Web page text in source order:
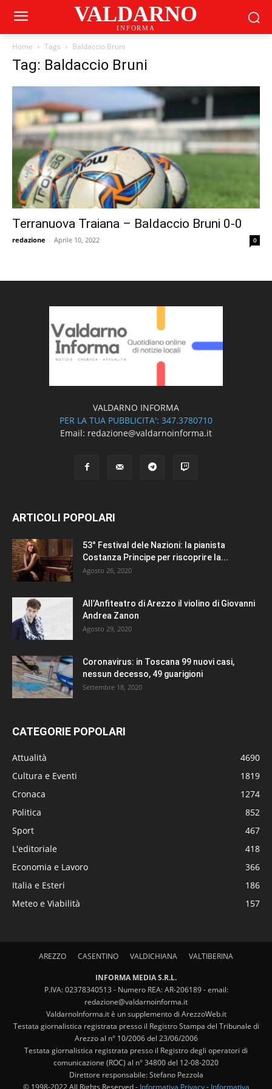
VALDARNO
INFORMA
Home Tags Baldaccio Bruni
Tag: Baldaccio Bruni
Terranuova Traiana – Baldaccio Bruni 0-0
redazione - Aprile 10, 2022 0
VALDARNO INFORMA
PER LA TUA PUBBLICITA': 347.3780710
Email: redazione@valdarnoinforma.it
ARTICOLI POPOLARI
53° Festival dele Nazioni: la pianista
Costanza Principe per riscoprire la...
Agosto 26, 2020
All’Anfiteatro di Arezzo il violino di Giovanni
Andrea Zanon
Agosto 29, 2020
Coronavirus: in Toscana 99 nuovi casi,
nessun decesso, 49 guarigioni
Settembre 18, 2020
CATEGORIE POPOLARI
Attualità
4690
Cultura e Eventi
1819
Cronaca
1274
Politica
852
Sport
467
L'editoriale
418
Economia e Lavoro
366
Italia e Esteri
186
Meteo e Viabilità
157
AREZZO CASENTINO VALDICHIANA VALTIBERINA
INFORMA MEDIA S.R.L.
P.IVA: 02378340513 - Numero REA: AR-206189 - email:
redazione@valdarnoinforma.it
ValdarnoInforma.it è un supplemento di ArezzoWeb.it
Testata giornalistica registrata presso il Registro Stampa del Tribunale di
Arezzo al n° 10/2006 del 23/06/2006
Testata giornalistica registrata presso il Registro degli operatori di
comunicazione (ROC) al n° 34800 del 12-08-2020
Direttore responsabile: Stefano Pezzola
© 1998-2022 All Rights Reserved - Informativa Privacy- Informativa